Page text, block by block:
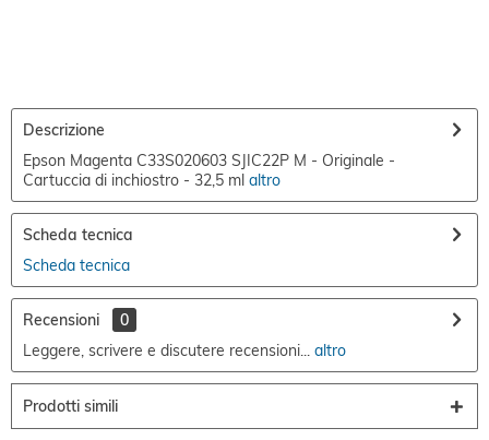
Descrizione
Epson Magenta C33S020603 SJIC22P M - Originale -
Cartuccia di inchiostro - 32,5 ml altro
Scheda tecnica
Scheda tecnica
Recensioni
0
Leggere, scrivere e discutere recensioni... altro
Prodotti simili